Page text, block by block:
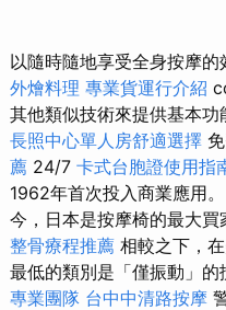
以隨時隨地享受全身按摩的
外燴料理 專業貨運行介紹
其他類似技術來提供基本功
長照中心單人房舒適選擇
薦 24/7 卡式台胞證使用指
1962年首次投入商業應用。
今，日本是按摩椅的最大
整骨療程推薦 相較之下，
最低的類別是「僅振動」
專業團隊 台中中清路按摩